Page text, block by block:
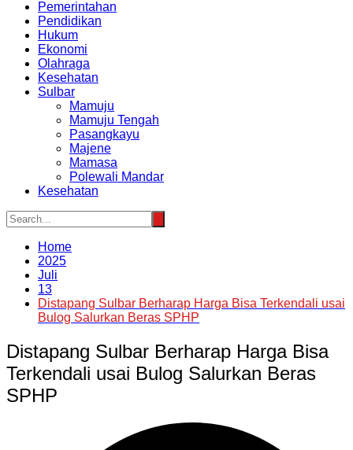
Pemerintahan
Pendidikan
Hukum
Ekonomi
Olahraga
Kesehatan
Sulbar
Mamuju
Mamuju Tengah
Pasangkayu
Majene
Mamasa
Polewali Mandar
Kesehatan
Home
2025
Juli
13
Distapang Sulbar Berharap Harga Bisa Terkendali usai
Bulog Salurkan Beras SPHP
Distapang Sulbar Berharap Harga Bisa
Terkendali usai Bulog Salurkan Beras
SPHP